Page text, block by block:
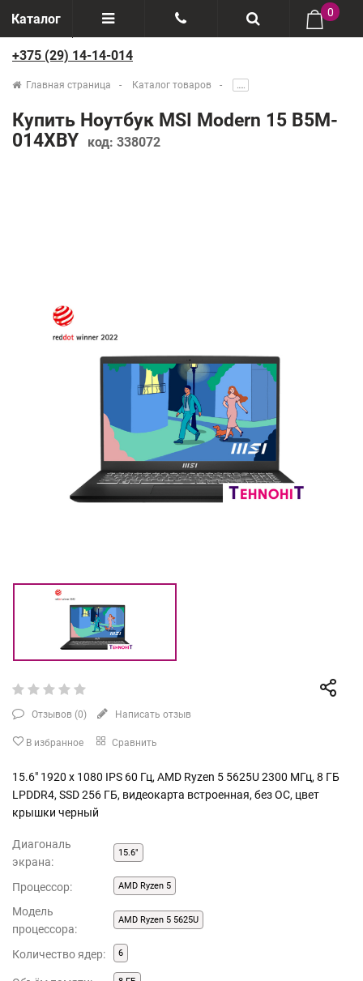
Каталог
Отзывы
Производители
+375(29) 888-44-44
0
+375 (29) 14-14-014
Главная страница Каталог товаров .....
Купить Ноутбук MSI Modern 15 B5M-
014XBY
код: 338072
Отзывов (0) Написать отзыв
В избранное Сравнить
15.6" 1920 x 1080 IPS 60 Гц, AMD Ryzen 5 5625U 2300 МГц, 8 ГБ
LPDDR4, SSD 256 ГБ, видеокарта встроенная, без ОС, цвет
крышки черный
Диагональ
экрана:
15.6"
Процессор: AMD Ryzen 5
Модель
процессора:
AMD Ryzen 5 5625U
Количество ядер: 6